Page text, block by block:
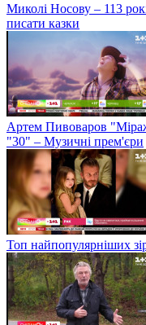
Миколі Носову – 113
писати казки
Артем Пивоваров
"30" – Музичні прем'єри
Топ найпопулярніших